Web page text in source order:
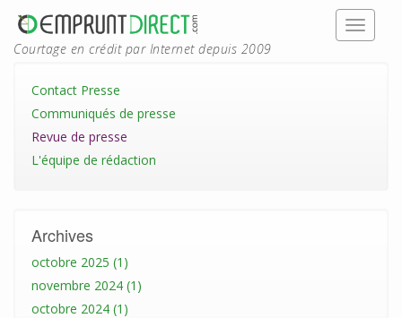
Courtage en crédit par Internet depuis 2009
Contact Presse
Communiqués de presse
Revue de presse
L'équipe de rédaction
Archives
octobre 2025 (1)
novembre 2024 (1)
octobre 2024 (1)